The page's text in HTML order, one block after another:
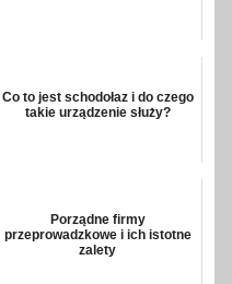
Co to jest schodołaz i do czego
takie urządzenie służy?
Porządne firmy
przeprowadzkowe i ich istotne
zalety